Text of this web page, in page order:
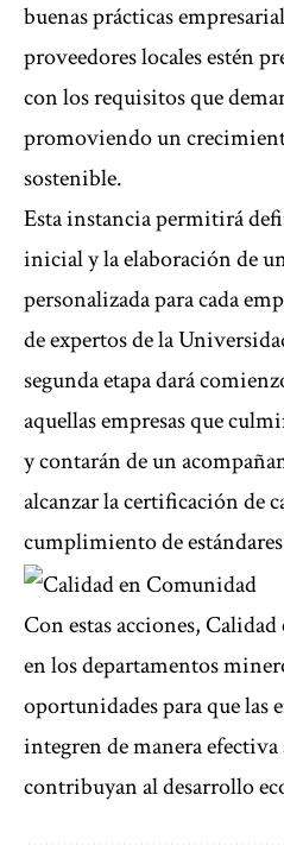
buenas prácticas
proveedores locales estén
con los requisitos que
promoviendo un
sostenible.
Esta instancia permitirá
inicial y la elaboración de
personalizada para cada
de expertos de la
segunda etapa dará
aquellas empresas que
y contarán de un
alcanzar la certificación de
cumplimiento de
Con estas acciones,
en los departamentos
oportunidades para que las
integren de manera efectiva
contribuyan al desarrollo